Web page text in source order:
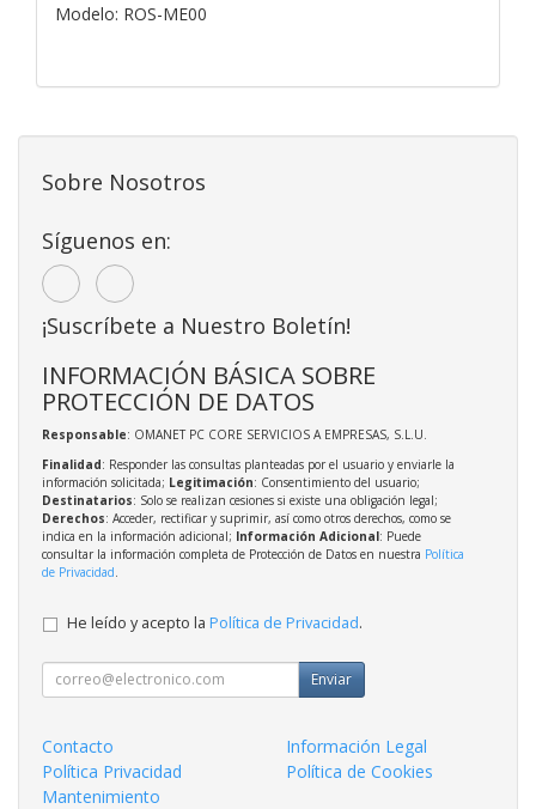
Modelo: ROS-ME00
Sobre Nosotros
Síguenos en:
¡Suscríbete a Nuestro Boletín!
INFORMACIÓN BÁSICA SOBRE
PROTECCIÓN DE DATOS
Responsable: OMANET PC CORE SERVICIOS A EMPRESAS, S.L.U.
Finalidad: Responder las consultas planteadas por el usuario y enviarle la
información solicitada; Legitimación: Consentimiento del usuario;
Destinatarios: Solo se realizan cesiones si existe una obligación legal;
Derechos: Acceder, rectificar y suprimir, así como otros derechos, como se
indica en la información adicional; Información Adicional: Puede
consultar la información completa de Protección de Datos en nuestra Política
de Privacidad
He leído y acepto la Política de Privacidad.
Enviar
Contacto
Información Legal
Política Privacidad
Política de Cookies
Mantenimiento